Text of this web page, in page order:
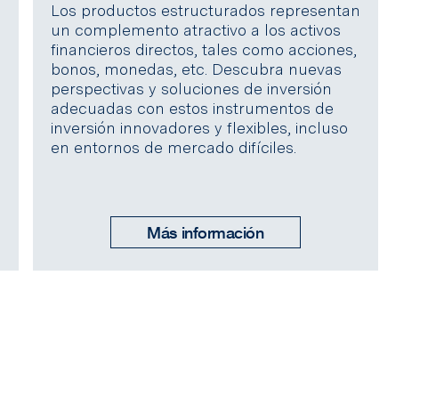
Los productos estructurados representan
un complemento atractivo a los activos
financieros directos, tales como acciones,
bonos, monedas, etc. Descubra nuevas
perspectivas y soluciones de inversión
adecuadas con estos instrumentos de
inversión innovadores y flexibles, incluso
en entornos de mercado difíciles.
Más información